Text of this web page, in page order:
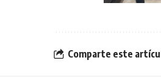
Comparte este